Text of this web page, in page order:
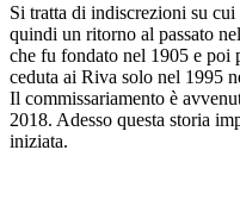
Si tratta di indiscrezioni su
quindi un ritorno al passato
che fu fondato nel 1905 e poi
ceduta ai Riva solo nel 1995
Il commissariamento è
2018. Adesso questa storia
iniziata.